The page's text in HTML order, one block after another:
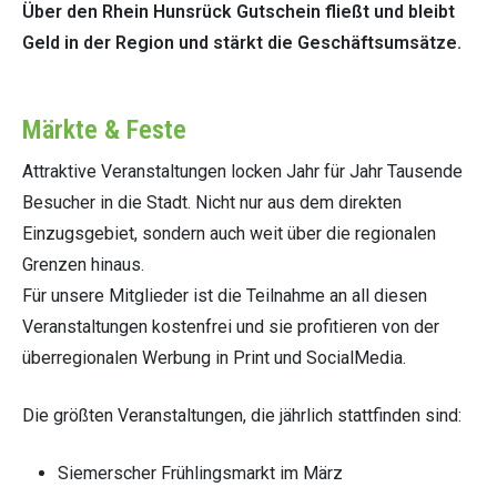
Über den Rhein Hunsrück Gutschein fließt und bleibt
Geld in der Region und stärkt die Geschäftsumsätze.
Märkte & Feste
Attraktive Veranstaltungen locken Jahr für Jahr Tausende
Besucher in die Stadt. Nicht nur aus dem direkten
Einzugsgebiet, sondern auch weit über die regionalen
Grenzen hinaus.
Für unsere Mitglieder ist die Teilnahme an all diesen
Veranstaltungen kostenfrei und sie profitieren von der
überregionalen Werbung in Print und SocialMedia.
Die größten Veranstaltungen, die jährlich stattfinden sind:
Siemerscher Frühlingsmarkt im März